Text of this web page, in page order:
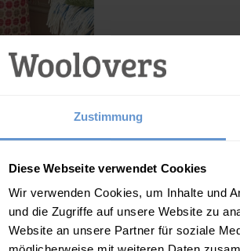
Zustimmung
Diese Webseite verwendet Cookies
Wir verwenden Cookies, um Inhalte und
und die Zugriffe auf unsere Website zu
Website an unsere Partner für soziale
Kissenbezug mit
Hundepullover aus